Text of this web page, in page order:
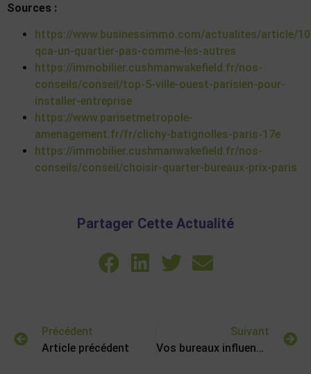
Sources :
https://www.businessimmo.com/actualites/article/
qca-un-quartier-pas-comme-les-autres
https://immobilier.cushmanwakefield.fr/nos-
conseils/conseil/top-5-ville-ouest-parisien-pour-
installer-entreprise
https://www.parisetmetropole-
amenagement.fr/fr/clichy-batignolles-paris-17e
https://immobilier.cushmanwakefield.fr/nos-
conseils/conseil/choisir-quarter-bureaux-prix-paris
Partager Cette Actualité
Précédent
Article précédent
Suivant
Vos bureaux influencent l’attractivité RH et la culture d’entreprise